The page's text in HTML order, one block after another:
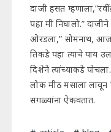
दाजी हसत
पहा मी निघालो.”
ओरडला,” सोमनाथ,
तिकडे पहा त्याचे पाय
दिशेने त्यांच्याकडे
लोक मीठ मसाला लावून
सगळ्यांना ऐकवतात.